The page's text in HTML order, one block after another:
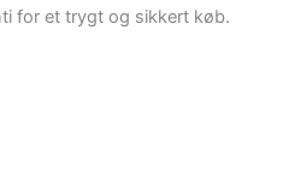
for et trygt og sikkert køb.